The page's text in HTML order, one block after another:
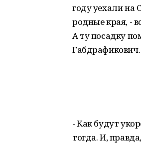
году уехали на
родные края, -
А ту посадку
Габдрафикович.
- Как будут
тогда. И,